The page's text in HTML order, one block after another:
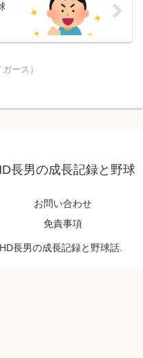
ース）
長男の成長記録と野球
お問い合わせ
免責事項
長男の成長記録と野球話.